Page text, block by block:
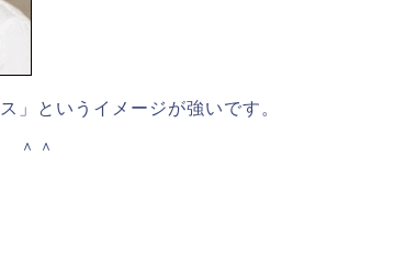
」というイメージが強いです。
＾＾